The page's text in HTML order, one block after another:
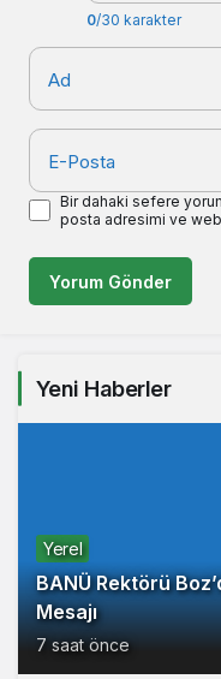
0/30 karakter
Ad
E-Posta
Bir dahaki sefere
posta adresimi ve
Yorum Gönder
Yeni Haberler
Yerel
BANÜ Rektörü
Mesajı
7 saat önce